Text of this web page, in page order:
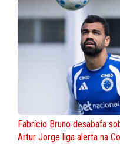
Fabrício Bruno desabafa
Artur Jorge liga alerta na